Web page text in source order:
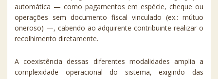
automática — como pagamentos em espécie, cheque ou
operações sem documento fiscal vinculado (ex.: mútuo
oneroso) —, cabendo ao adquirente contribuinte realizar o
recolhimento diretamente.
A coexistência dessas diferentes modalidades amplia a
complexidade operacional do sistema, exigindo das